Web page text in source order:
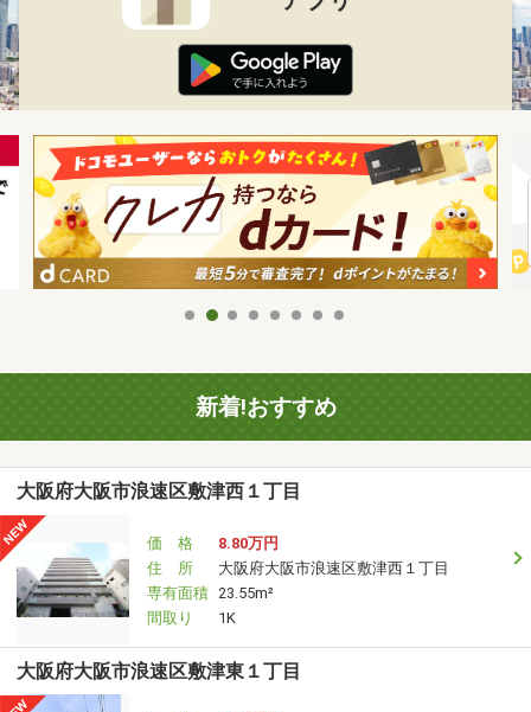
新着!おすすめ
大阪府大阪市浪速区敷津西１丁目
価 格
8.80万円
住 所
大阪府大阪市浪速区敷津西１丁目
専有面積 23.55m²
間取り
1K
大阪府大阪市浪速区敷津東１丁目